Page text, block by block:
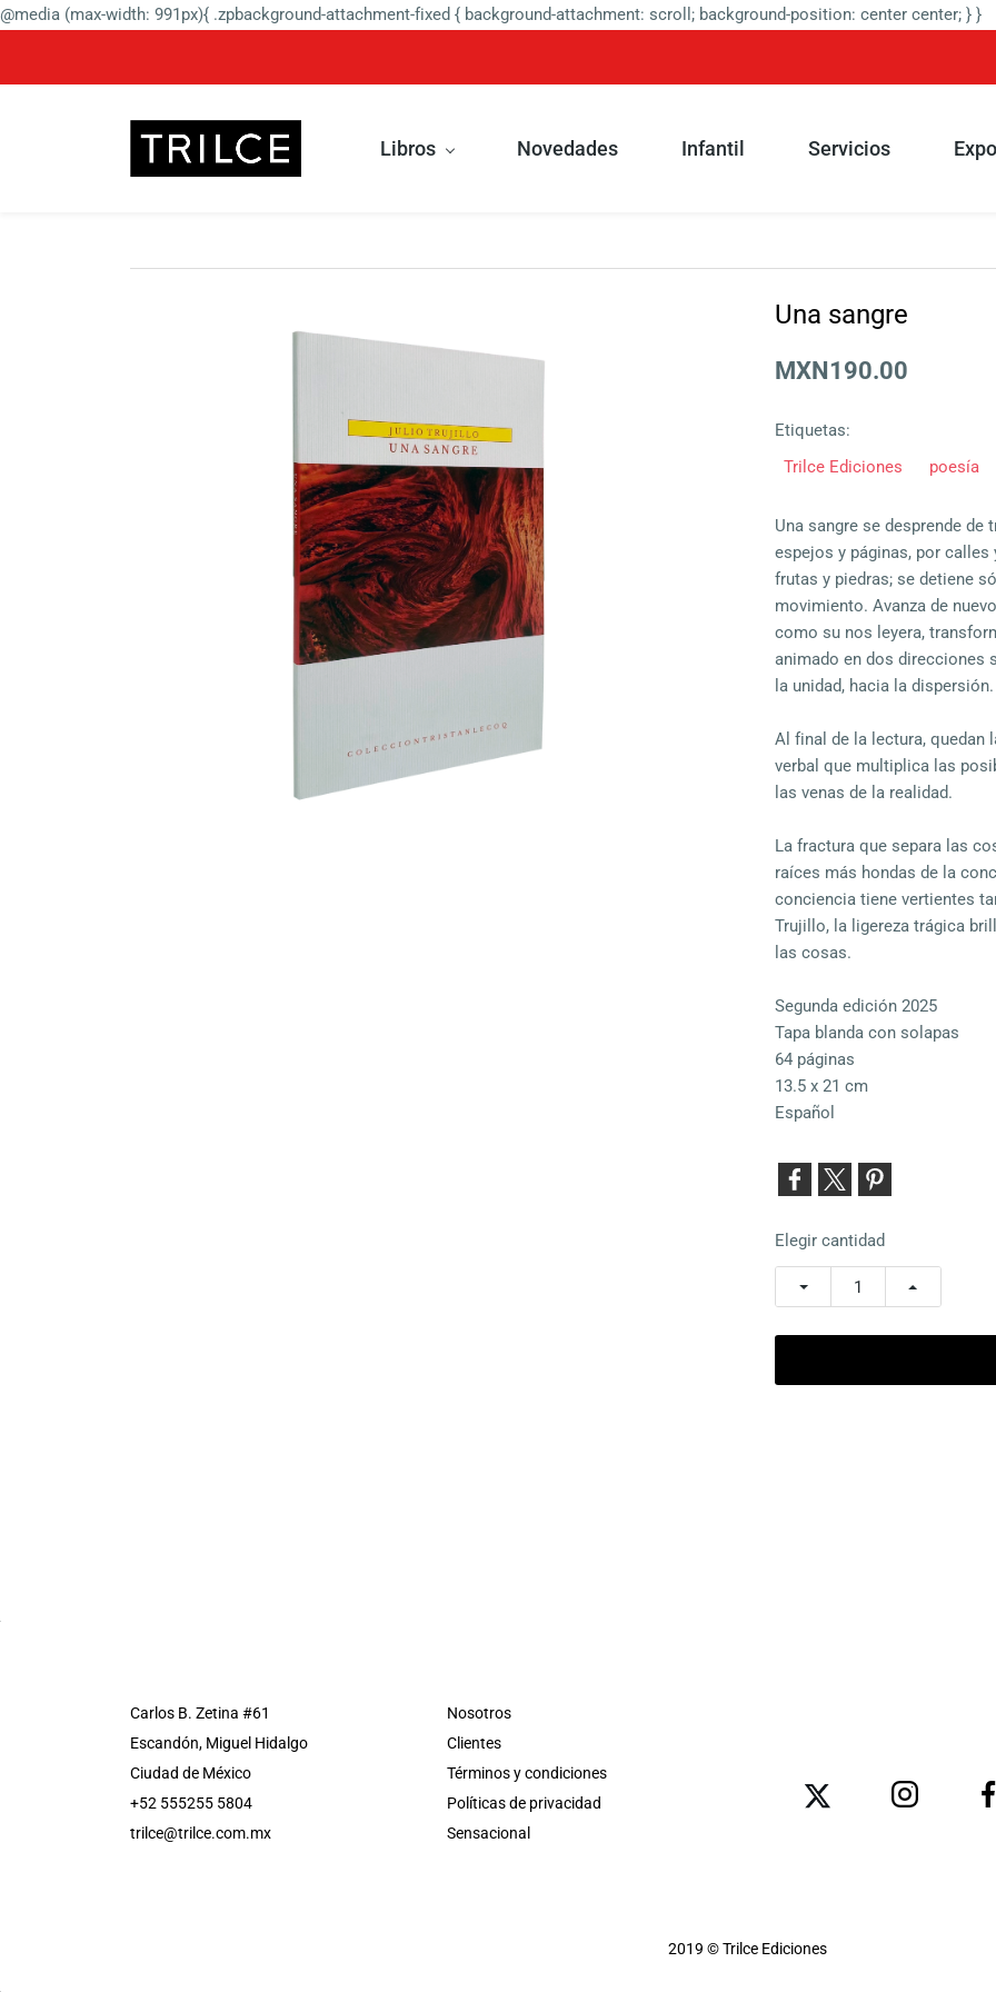
@media (max-width: 991px){ .zpbackground-attachment-fixed { background-attachment: scroll; background-position: center center; } }
Libros Novedades Infantil Servicios
Una sangre
MXN190.00
Etiquetas:
Trilce Ediciones
poesía
Una sangre se desprende de
espejos y páginas, por
frutas y piedras; se detiene
movimiento. Avanza de
como su nos leyera,
animado en dos direcciones
la unidad, hacia la dispersión.
Al final de la lectura, quedan
verbal que multiplica las
las venas de la realidad.
La fractura que separa las
raíces más hondas de la
conciencia tiene vertientes
Trujillo, la ligereza trágica
las cosas.
Segunda edición 2025
Tapa blanda con solapas
64 páginas
13.5 x 21 cm
Español
Elegir cantidad
Carlos B. Zetina #61
Escandón, Miguel Hidalgo
Ciudad de México
+52 555255 5804
trilce@trilce.com.mx
Nosotros
Clientes
Términos y condiciones
Políticas de privacidad
Sensacional
2019 © Trilce Ediciones